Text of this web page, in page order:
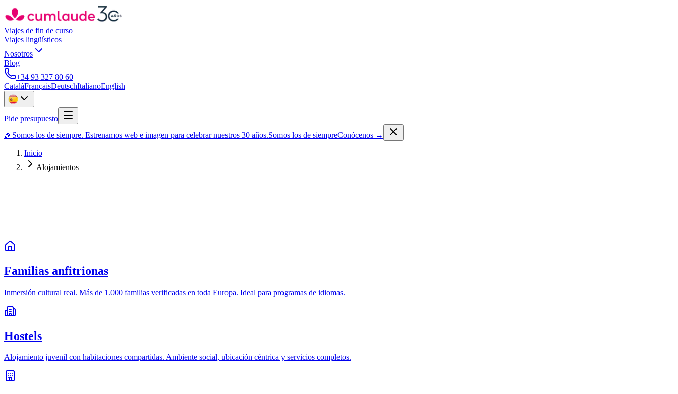
Viajes de fin de curso
Viajes lingüísticos
Nosotros
Blog
+34 93 327 80 60
CatalàFrançaisDeutschItalianoEnglish
Pide presupuesto
🎉Somos los de siempre. Estrenamos web e imagen para celebrar nuestros 30 años.Somos los de siempreConócenos →
Inicio
Alojamientos
Familias anfitrionas
Inmersión cultural real. Más de 1.000 familias verificadas en toda Europa. Ideal para programas de idiomas.
Hostels
Alojamiento juvenil con habitaciones compartidas. Ambiente social, ubicación céntrica y servicios completos.